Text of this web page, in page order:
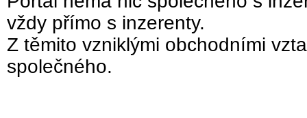
vždy přímo s inzerenty.
Z těmito vzniklými obchodními
společného.